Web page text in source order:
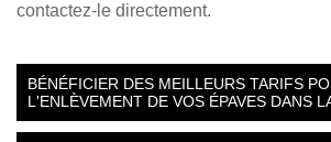
contactez-le directement.
BÉNÉFICIER DES MEILLEURS TARIFS
L'ENLÈVEMENT DE VOS ÉPAVES DANS